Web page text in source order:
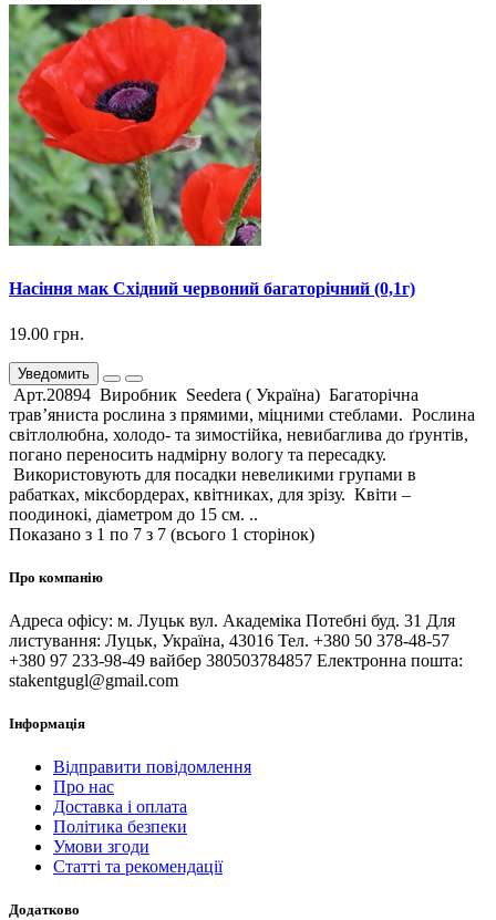
Насіння мак Східний червоний багаторічний (0,1г)
19.00 грн.
Уведомить
Арт.20894 Виробник Seedera ( Україна) Багаторічна
трав’яниста рослина з прямими, міцними стеблами. Рослина
світлолюбна, холодо- та зимостійка, невибаглива до ґрунтів,
погано переносить надмірну вологу та пересадку.
Використовують для посадки невеликими групами в
рабатках, міксбордерах, квітниках, для зрізу. Квіти –
поодинокі, діаметром до 15 см. ..
Показано з 1 по 7 з 7 (всього 1 сторінок)
Про компанію
Адреса офісу: м. Луцьк вул. Академіка Потебні буд. 31 Для
листування: Луцьк, Україна, 43016 Тел. +380 50 378-48-57
+380 97 233-98-49 вайбер 380503784857 Електронна пошта:
stakentgugl@gmail.com
Інформація
Відправити повідомлення
Про нас
Доставка і оплата
Політика безпеки
Умови згоди
Статті та рекомендації
Додатково